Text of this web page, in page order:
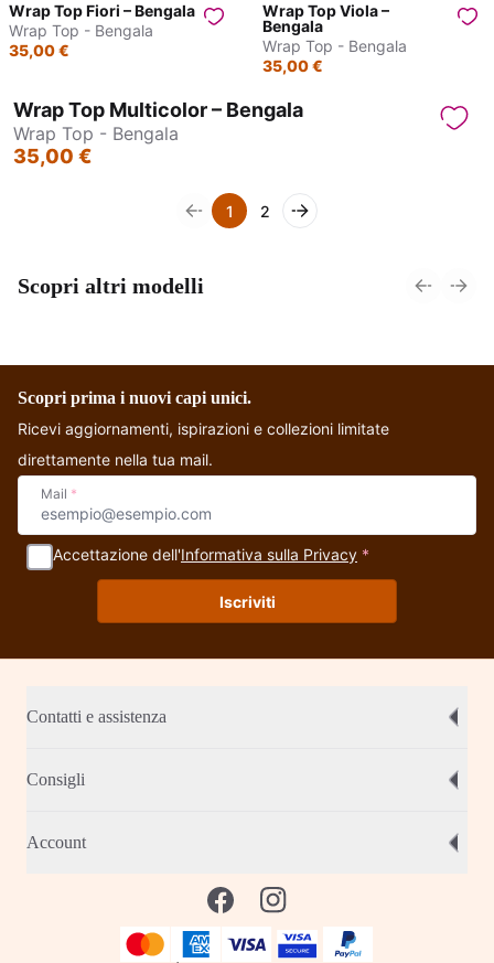
Wrap Top Fiori – Bengala
Wrap Top - Bengala
35,00 €
Wrap Top Viola –
Bengala
Wrap Top - Bengala
35,00 €
Wrap Top Multicolor – Bengala
Wrap Top - Bengala
35,00 €
1 2
Scopri altri modelli
Scopri prima i nuovi capi unici.
Ricevi aggiornamenti, ispirazioni e collezioni limitate
direttamente nella tua mail.
Mail *
Accettazione dell'Informativa sulla Privacy *
Iscriviti
Contatti e assistenza
Consigli
Account